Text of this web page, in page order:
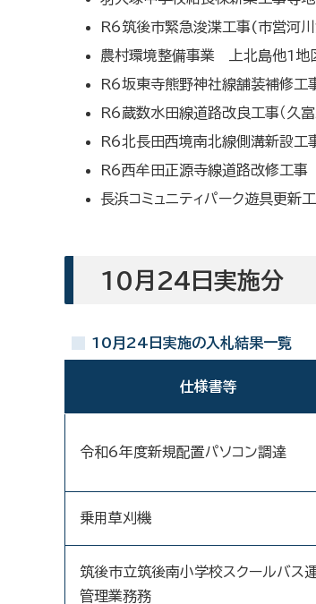
R6筑後市緊急浚渫工事(市営河
農村環境整備事業 上北島他1地
R6坂東寺熊野神社線舗装補修工
R6蔵数水田線道路改良工事（久富
R6北長田西境南北線側溝新設工
R6西牟田正源寺線道路改修工事
長浜コミュニティパーク遊具更新
10月24日実施分
10月24日実施の入札結果一覧
仕様書等
令和6年度新規配置パソコン調達
乗用草刈機
筑後市立筑後南小学校スクールバス
管理業務務